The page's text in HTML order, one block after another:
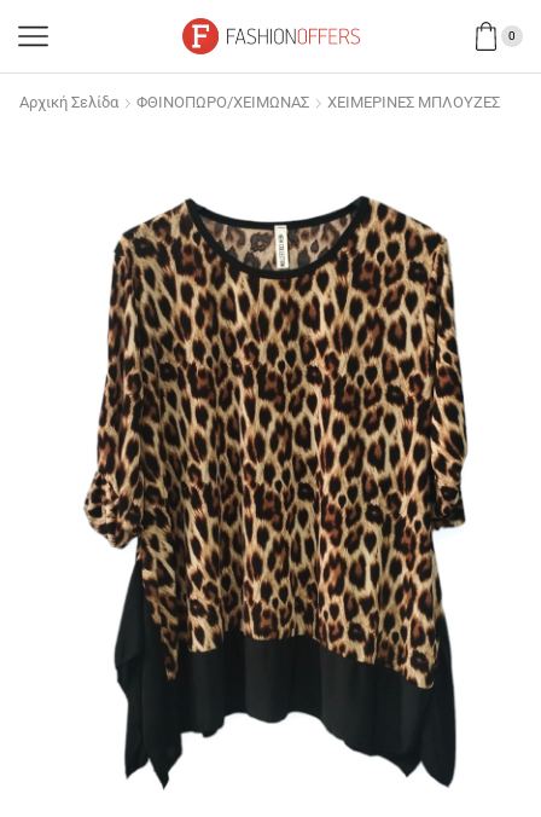
0
Αρχική Σελίδα ΦΘΙΝΟΠΩΡΟ/ΧΕΙΜΩΝΑΣ ΧΕΙΜΕΡΙΝΕΣ ΜΠΛΟΥΖΕΣ